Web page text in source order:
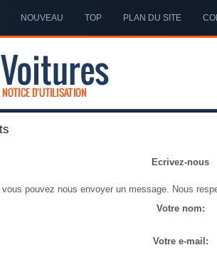
NOUVEAU TOP PLAN DU SITE
Ecrivez-nous
vous pouvez nous envoyer un message. Nous
Votre nom:
Votre e-mail: